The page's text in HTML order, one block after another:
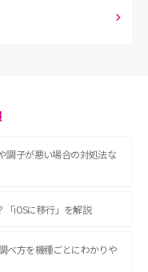
調子が悪い場合の対処法な
iOSに移行」を解説
べ方を機種ごとにわかりや